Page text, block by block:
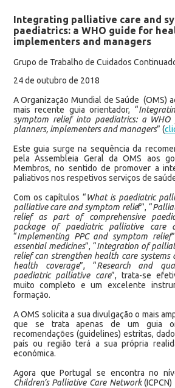
Integrating palliative care and
paediatrics: a WHO guide for
implementers and managers
Grupo de Trabalho de Cuidados
24 de outubro de 2018
A Organização Mundial de Saúde (OMS)
mais recente guia orientador, “
symptom relief into paediatrics: a
planners, implementers and managers” (
Este guia surge na sequência da
pela Assembleia Geral da OMS aos
Membros, no sentido de promover a
paliativos nos respetivos serviços de
Com os capítulos “What is paediatric
palliative care and symptom relief”, “
relief as part of comprehensive
package of paediatric palliative care
“Implementing PPC and symptom relief
essential medicines”, “Integration of
relief can strengthen health care systems
health coverage”, “Research and
paediatric palliative care”, trata-se
muito completo e um excelente
formação.
A OMS solicita a sua divulgação o mais
que se trata apenas de um guia
recomendações (guidelines) estritas,
país ou região terá a sua própria
económica.
Agora que Portugal se encontra no
Children’s Palliative Care Network(ICPCN)